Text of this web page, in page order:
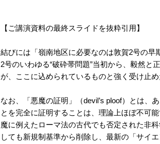
【ご講演資料の最終スライドを抜粋引用】
結びには「嶺南地区に必要なのは敦賀2号の
2号のいわゆる“破砕帯問題”当初から、毅然と
が、ここに込められているものと強く受け止め
なお、「悪魔の証明」（devil’s ploof）とは、
とを完全に証明することは、理論上ほぼ不可
魔に例えたローマ法の古代でも否定された非
しても新規制基準から削除し、最新の「サイ